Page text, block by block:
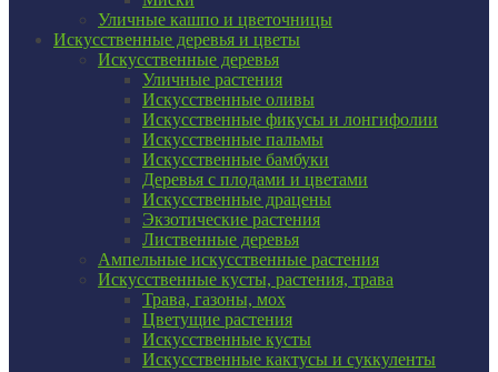
Уличные кашпо и цветочницы
Искусственные деревья и цветы
Искусственные деревья
Уличные растения
Искусственные оливы
Искусственные фикусы и лонгифолии
Искусственные пальмы
Искусственные бамбуки
Деревья с плодами и цветами
Искусственные драцены
Экзотические растения
Лиственные деревья
Ампельные искусственные растения
Искусственные кусты, растения, трава
Трава, газоны, мох
Цветущие растения
Искусственные кусты
Искусственные кактусы и суккуленты